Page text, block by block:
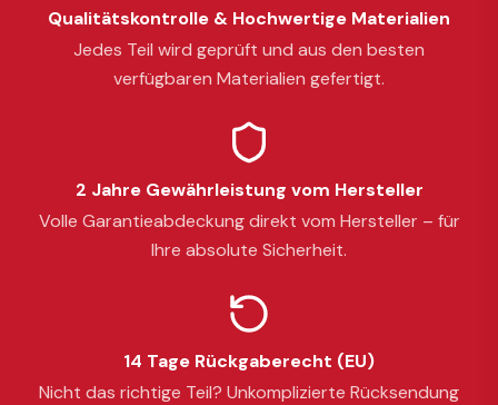
Qualitätskontrolle & Hochwertige Materialien
Jedes Teil wird geprüft und aus den besten
verfügbaren Materialien gefertigt.
2 Jahre Gewährleistung vom Hersteller
Volle Garantieabdeckung direkt vom Hersteller – für
Ihre absolute Sicherheit.
14 Tage Rückgaberecht (EU)
Nicht das richtige Teil? Unkomplizierte Rücksendung